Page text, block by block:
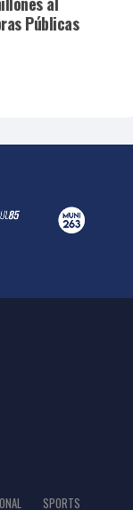
Públicas
SPORTS